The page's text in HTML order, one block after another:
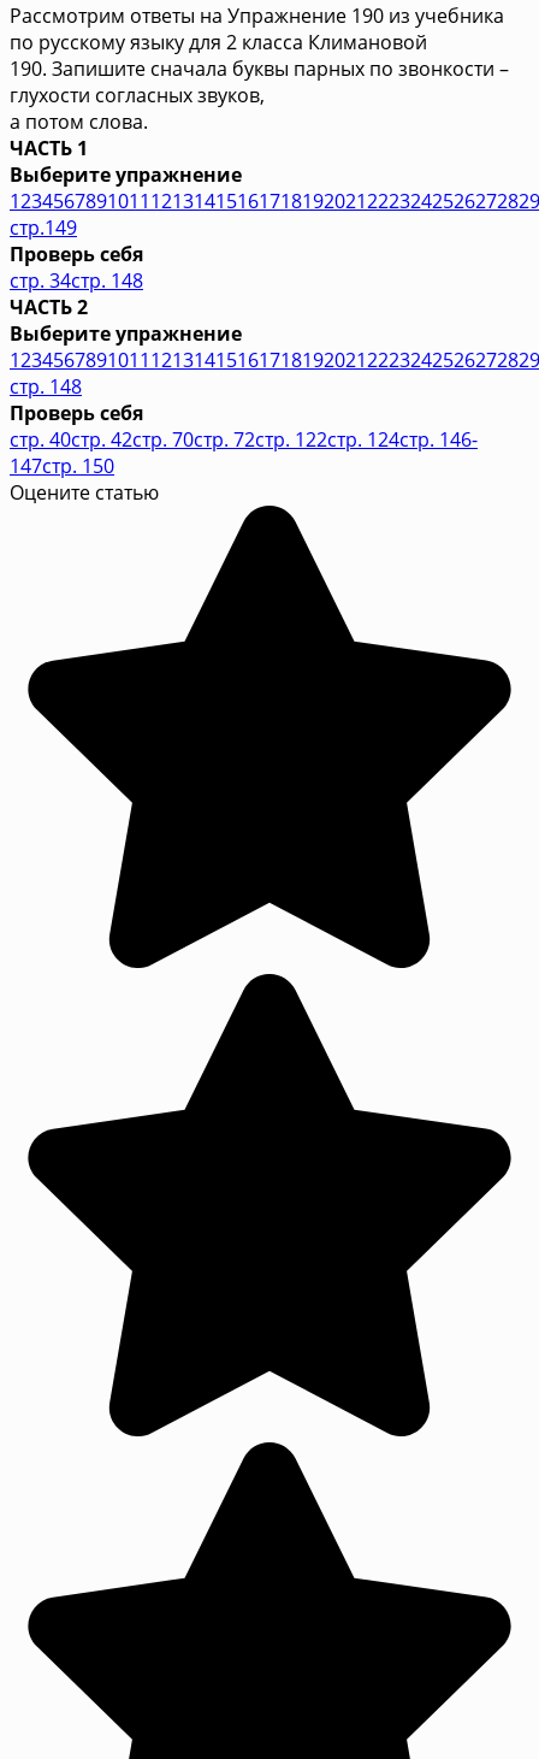
Рассмотрим ответы на Упражнение 190 из учебника
по русскому языку для 2 класса Климановой
190. Запишите сначала буквы парных по звонкости –
глухости согласных звуков,
а потом слова.
ЧАСТЬ 1
Выберите упражнение
1234567891011121314151617181920212223242526272829
стр.149
Проверь себя
стр. 34стр. 148
ЧАСТЬ 2
Выберите упражнение
1234567891011121314151617181920212223242526272829
стр. 148
Проверь себя
стр. 40стр. 42стр. 70стр. 72стр. 122стр. 124стр. 146-
147стр. 150
Оцените статью